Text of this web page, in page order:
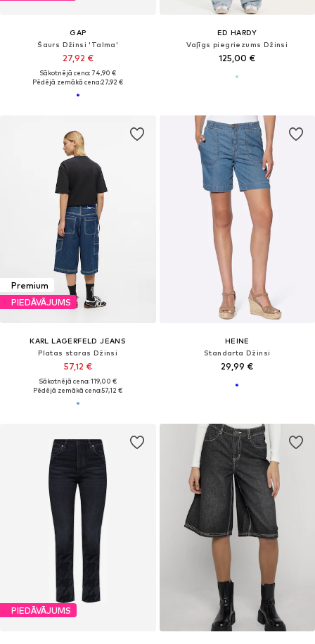
GAP
Šaurs Džinsi 'Talma'
27,92 €
Sākotnējā cena: 74,90 €
Pēdējā zemākā cena:27,92 €
ED HARDY
Vaļīgs piegriezums Džinsi
125,00 €
Premium
PIEDĀVĀJUMS
KARL LAGERFELD JEANS
Platas staras Džinsi
57,12 €
Sākotnējā cena: 119,00 €
Pēdējā zemākā cena:57,12 €
HEINE
Standarta Džinsi
29,99 €
PIEDĀVĀJUMS